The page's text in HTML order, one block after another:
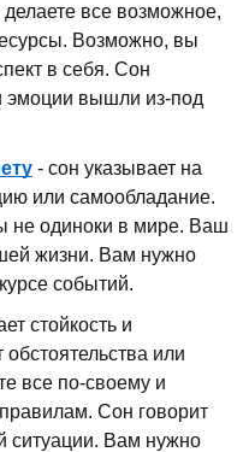
все возможное,
Возможно, вы
в себя. Сон
эмоции вышли из-под
- сон указывает на
или самообладание.
не одиноки в мире. Ваш
жизни. Вам нужно
событий.
стойкость и
или
все по-своему и
Сон говорит
Вам нужно